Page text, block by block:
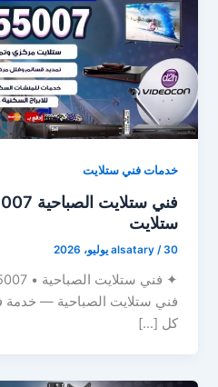
خدمات فني ستلايت
ستلايت
alsatary /30 يوليو، 2026
فني ستلايت الصباحية — خدمة
كل […]